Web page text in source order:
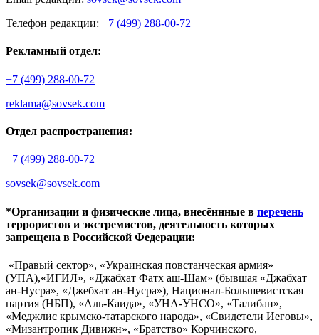
Телефон редакции: +7 (499) 288-00-72
Рекламный отдел:
+7 (499) 288-00-72
reklama@sovsek.com
Отдел распространения:
+7 (499) 288-00-72
sovsek@sovsek.com
*Организации и физические лица, внесённные в перечень
террористов и экстремистов, деятельность которых
запрещена в Российской Федерации:
«Правый сектор», «Украинская повстанческая армия»
(УПА),«ИГИЛ», «Джабхат Фатх аш-Шам» (бывшая «Джабхат
ан-Нусра», «Джебхат ан-Нусра»), Национал-Большевистская
партия (НБП), «Аль-Каида», «УНА-УНСО», «Талибан»,
«Меджлис крымско-татарского народа», «Свидетели Иеговы»,
«Мизантропик Дивижн», «Братство» Корчинского,